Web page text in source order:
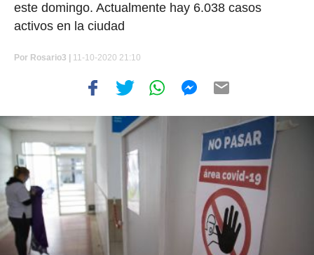
este domingo. Actualmente hay 6.038 casos
activos en la ciudad
Por Rosario3 | 11-10-2020 21:10